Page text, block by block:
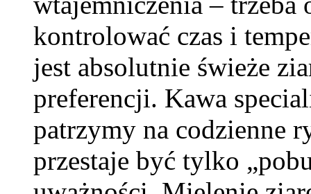
kontrolować czas i
jest absolutnie świeże
preferencji. Kawa
patrzymy na codzienne
przestaje być tylko